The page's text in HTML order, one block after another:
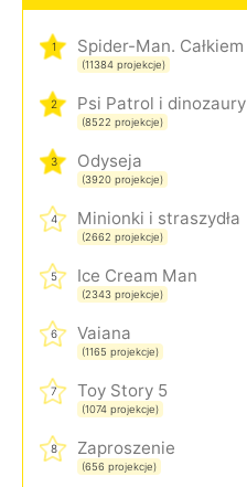
1
(11384 projekcje)
2 Psi Patrol i dinozaury
(8522 projekcje)
3 Odyseja
(3920 projekcje)
4 Minionki i straszydła
(2662 projekcje)
5 Ice Cream Man
(2343 projekcje)
6 Vaiana
(1165 projekcje)
7 Toy Story 5
(1074 projekcje)
8 Zaproszenie
(656 projekcje)